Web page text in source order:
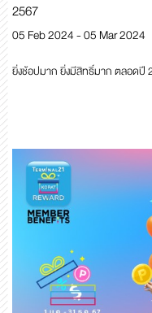
2567
05 Feb 2024 - 05 Mar 2024
ยิ่งช้อปมาก ยิ่งมีสิทธิ์มาก ตลอดปี